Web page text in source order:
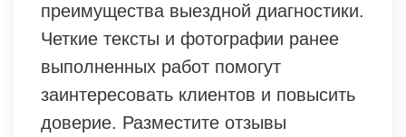
преимущества выездной диагностики.
Четкие тексты и фотографии ранее
выполненных работ помогут
заинтересовать клиентов и повысить
доверие. Разместите отзывы